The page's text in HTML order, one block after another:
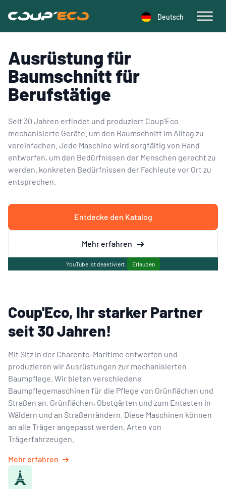
Deutsch
Ausrüstung für
Baumschnittfür
Berufstätige
Seit 30 Jahren erfindet und produziert Coup'Eco
mechanisierte Geräte. um den Baumschnitt im Alltag zu
vereinfachen. Jede Maschine wird sorgfältig von Hand
entworfen, um den Bedürfnissen der Menschen gerecht zu
werden. konkreten Bedürfnissen der Fachleute vor Ort zu
entsprechen.
Entdecke den Katalog
Mehr erfahren
YouTube ist deaktiviert. Erlauben
Coup'Eco, Ihr starker Partner
seit 30 Jahren!
Mit Sitz in der Charente-Maritime entwerfen und
produzieren wir Ausrüstungen zur mechanisierten
Baumpflege. Wir bieten verschiedene
Baumpflegemaschinen für die Pflege von Grünflächen und
Straßen an. Grünflächen, Obstgärten und zum Entasten in
Wäldern und an Straßenrändern. Diese Maschinen können
an alle Träger angepasst werden. Arten von
Trägerfahrzeugen.
Mehr erfahren